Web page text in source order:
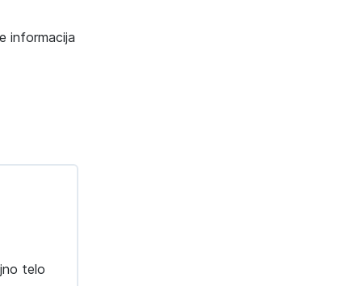
informacija
telo